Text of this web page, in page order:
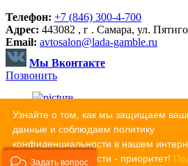
Телефон: +7 (846) 300-4-700
Адрес: 443082 , г . Самара, ул.
Email: avtosalon@lada-gamble.ru
Мы Вконтакте
Позвонить
© Автосервис ГЭМБЛ: ремонт и
Самаре 2026
Карта сайта
Узнайте о том, как мы защищаем
данные и соблюдаем политику
конфиденциальности в нашем
конфиденциальности - приоритет!
Задать вопрос